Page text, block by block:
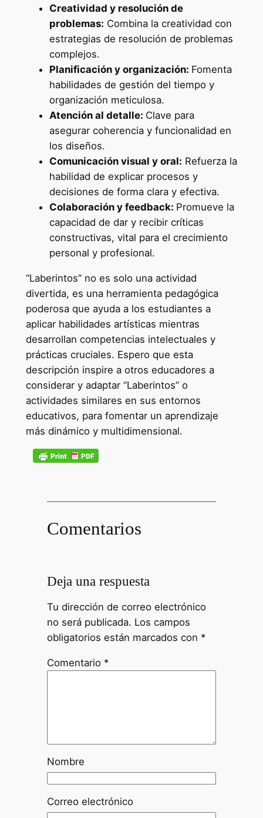
Creatividad y resolución de
problemas: Combina la creatividad con
estrategias de resolución de problemas
complejos.
Planificación y organización: Fomenta
habilidades de gestión del tiempo y
organización meticulosa.
Atención al detalle: Clave para
asegurar coherencia y funcionalidad en
los diseños.
Comunicación visual y oral: Refuerza la
habilidad de explicar procesos y
decisiones de forma clara y efectiva.
Colaboración y feedback: Promueve la
capacidad de dar y recibir críticas
constructivas, vital para el crecimiento
personal y profesional.
“Laberintos” no es solo una actividad
divertida, es una herramienta pedagógica
poderosa que ayuda a los estudiantes a
aplicar habilidades artísticas mientras
desarrollan competencias intelectuales y
prácticas cruciales. Espero que esta
descripción inspire a otros educadores a
considerar y adaptar “Laberintos” o
actividades similares en sus entornos
educativos, para fomentar un aprendizaje
más dinámico y multidimensional.
Comentarios
Deja una respuesta
Tu dirección de correo electrónico
no será publicada. Los campos
obligatorios están marcados con *
Comentario *
Nombre
Correo electrónico